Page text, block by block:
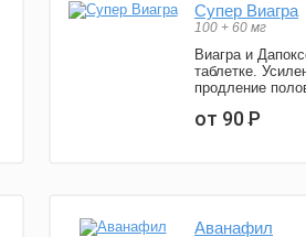
Супер Виагра
100 + 60 мг
Виагра и
таблетке.
продление
от 90Р
Аванафил